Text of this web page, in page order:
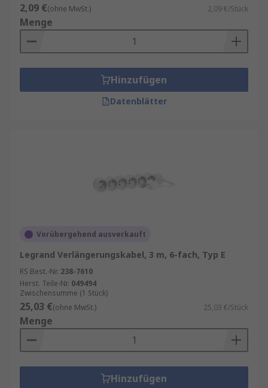
2,09 €(ohne MwSt.) 2,09 €/Stück
Menge
Hinzufügen
Datenblätter
Vorübergehend ausverkauft
Legrand Verlängerungskabel, 3 m, 6-fach, Typ E
RS Best.-Nr. 238-7610
Herst. Teile-Nr. 049494
Zwischensumme (1 Stück)
25,03 €(ohne MwSt.) 25,03 €/Stück
Menge
Hinzufügen